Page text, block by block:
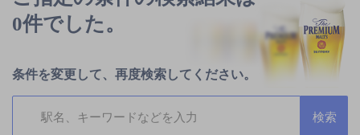
0件でした。
条件を変更して、再度検索してください。